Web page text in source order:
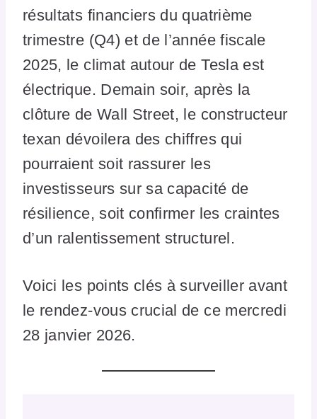
résultats financiers du quatrième
trimestre (Q4) et de l’année fiscale
2025, le climat autour de Tesla est
électrique. Demain soir, après la
clôture de Wall Street, le constructeur
texan dévoilera des chiffres qui
pourraient soit rassurer les
investisseurs sur sa capacité de
résilience, soit confirmer les craintes
d’un ralentissement structurel.
Voici les points clés à surveiller avant
le rendez-vous crucial de ce mercredi
28 janvier 2026.